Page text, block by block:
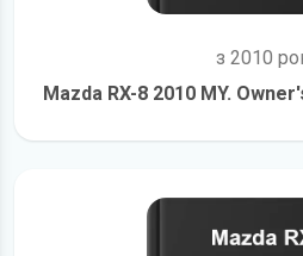
з 2010
Mazda RX-8 2010 MY.